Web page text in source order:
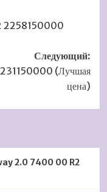
2258150000
Следующий:
(Лучшая
цена)
2.0 7400 00 R2